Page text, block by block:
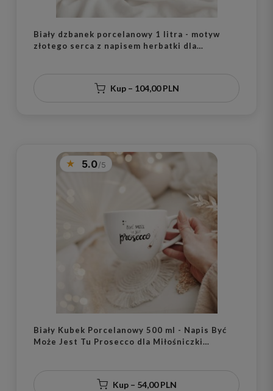
Biały dzbanek porcelanowy 1 litra - motyw
złotego serca z napisem herbatki dla
Kup – 104,00 PLN
5.0
Biały Kubek Porcelanowy 500 ml - Napis Być
Może Jest Tu Prosecco dla Miłośniczki
Kup – 54,00 PLN